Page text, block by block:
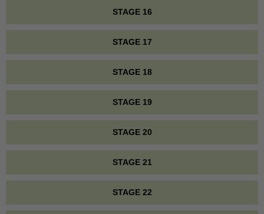
STAGE 16
STAGE 17
STAGE 18
STAGE 19
STAGE 20
STAGE 21
STAGE 22